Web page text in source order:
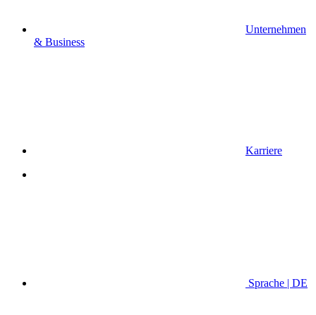
Unternehmen
& Business
Karriere
Sprache | DE